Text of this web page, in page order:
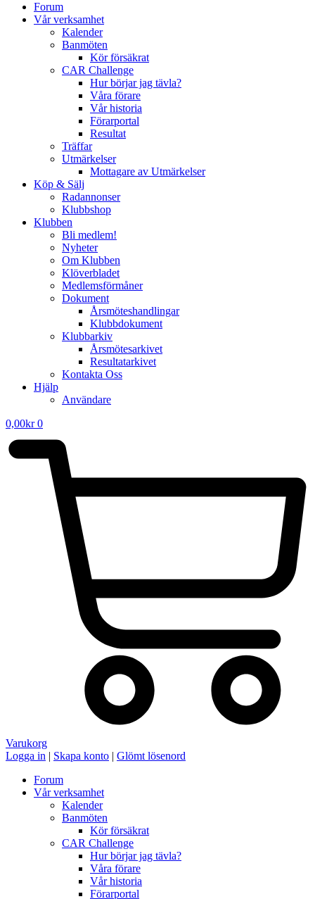
Forum
Vår verksamhet
Kalender
Banmöten
Kör försäkrat
CAR Challenge
Hur börjar jag tävla?
Våra förare
Vår historia
Förarportal
Resultat
Träffar
Utmärkelser
Mottagare av Utmärkelser
Köp & Sälj
Radannonser
Klubbshop
Klubben
Bli medlem!
Nyheter
Om Klubben
Klöverbladet
Medlemsförmåner
Dokument
Årsmöteshandlingar
Klubbdokument
Klubbarkiv
Årsmötesarkivet
Resultatarkivet
Kontakta Oss
Hjälp
Användare
0,00kr 0
Varukorg
Logga in | Skapa konto | Glömt lösenord
Forum
Vår verksamhet
Kalender
Banmöten
Kör försäkrat
CAR Challenge
Hur börjar jag tävla?
Våra förare
Vår historia
Förarportal